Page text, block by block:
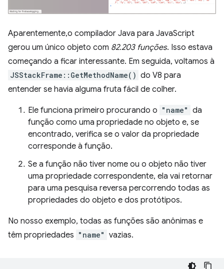
Aparentemente,o compilador Java para JavaScript
gerou um único objeto com 82.203 funções. Isso estava
começando a ficar interessante. Em seguida, voltamos à
JSStackFrame::GetMethodName() do V8 para
entender se havia alguma fruta fácil de colher.
Ele funciona primeiro procurando o "name" da
função como uma propriedade no objeto e, se
encontrado, verifica se o valor da propriedade
corresponde à função.
Se a função não tiver nome ou o objeto não tiver
uma propriedade correspondente, ela vai retornar
para uma pesquisa reversa percorrendo todas as
propriedades do objeto e dos protótipos.
No nosso exemplo, todas as funções são anônimas e
têm propriedades "name" vazias.